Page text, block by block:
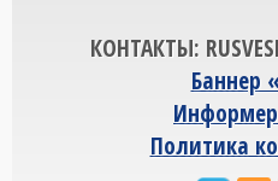
КОНТАКТЫ:
Баннер
Политика